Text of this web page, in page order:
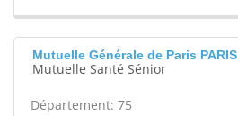
Mutuelle Générale de Paris PARIS
Mutuelle Santé Sénior
Département: 75